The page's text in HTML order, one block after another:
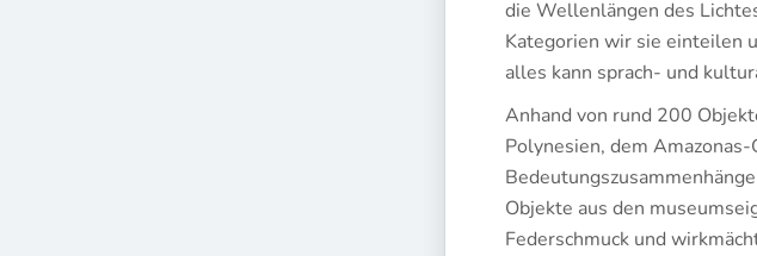
die Wellenlängen des
Kategorien wir sie einteilen
alles kann sprach- und
Anhand von rund 200
Polynesien, dem
Objekte aus den
Federschmuck und